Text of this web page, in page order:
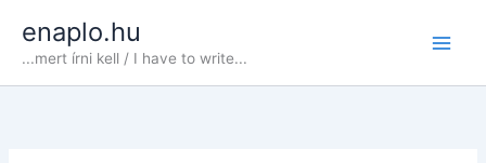
content
enaplo.hu
...mert írni kell / I have to write...